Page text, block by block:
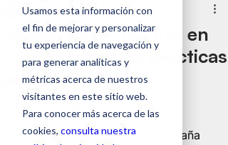
Usamos esta información con
el fin de mejorar y personalizar
tu experiencia de navegación y
para generar analíticas y
métricas acerca de nuestros
visitantes en este sitio web.
Para conocer más acerca de las
cookies, consulta nuestra
Todas las entradas
Tendencias de RRHH
Selección de personas
Genomawork
Casos de éxito
Captación de talento en
España: mejores prácticas
para atraer talento
cualificado
28 may 8 min de lectura
Actualizado:28 jul
La captación de talento en España